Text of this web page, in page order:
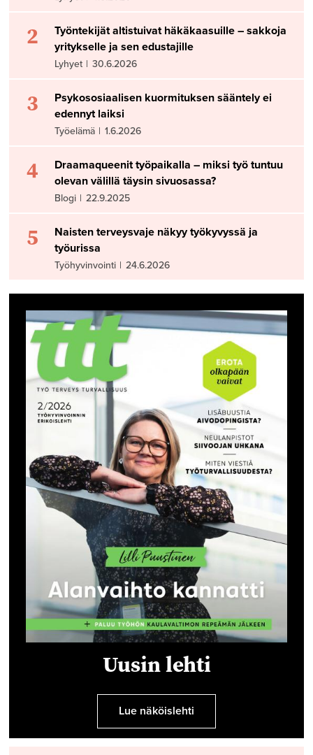
2
Työntekijät altistuivat häkäkaasuille – sakkoja
yritykselle ja sen edustajille
Lyhyet | 30.6.2026
3
Psykososiaalisen kuormituksen sääntely ei
edennyt laiksi
Työelämä | 1.6.2026
4
Draamaqueenit työpaikalla – miksi työ tuntuu
olevan välillä täysin sivuosassa?
Blogi | 22.9.2025
5
Naisten terveysvaje näkyy työkyvyssä ja
työurissa
Työhyvinvointi | 24.6.2026
Uusin lehti
Lue näköislehti